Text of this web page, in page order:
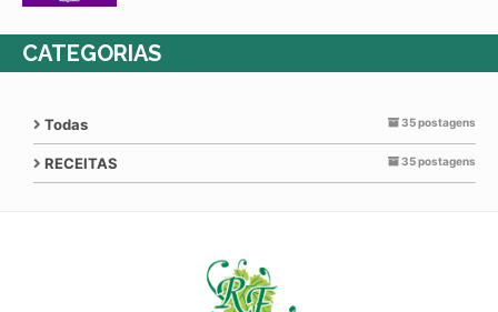
CATEGORIAS
Todas 35 postagens
RECEITAS 35 postagens